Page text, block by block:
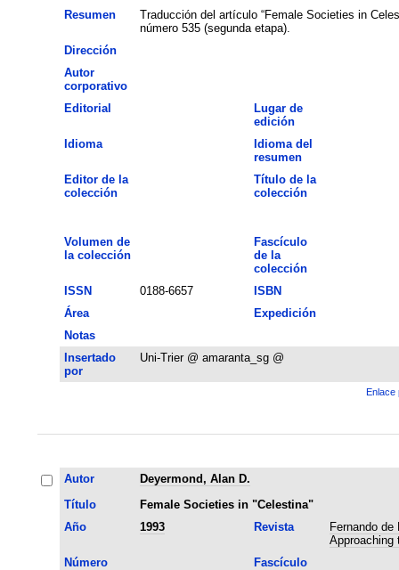
Resumen
Traducción del artículo “Female Societies in
número 535 (segunda etapa).
Dirección
Autor
corporativo
Editorial
Lugar de
edición
Idioma
Idioma del
resumen
Editor de la
colección
Título de la
colección
Volumen de
la colección
Fascículo
de la
colección
ISSN
0188-6657
ISBN
Área
Expedición
Notas
Insertado
por
Uni-Trier @ amaranta_sg @
Enlace
Autor
Deyermond, Alan D.
Título
Female Societies in "Celestina"
Año
1993 Revista
Fernando
Approaching
Número
Fascículo